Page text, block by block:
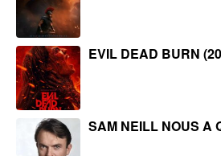
EVIL DEAD BURN
SAM NEILL NOUS A